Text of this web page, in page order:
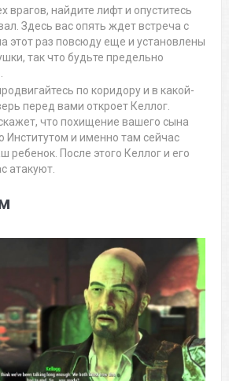
врагов, найдите лифт и опуститесь
Здесь вас опять ждет встреча с
этот раз повсюду еще и установлены
так что будьте предельно
по коридору и в какой-
перед вами откроет Келлог.
что похищение вашего сына
Институтом и именно там сейчас
ребенок. После этого Келлог и его
атакуют.